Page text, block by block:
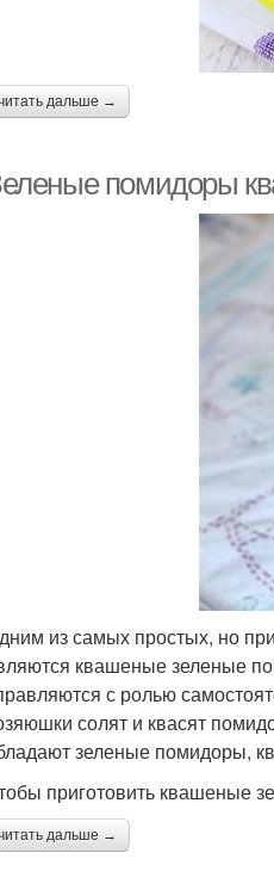
дальше →
помидоры
из самых простых, но
квашеные зеленые
с ролью
солят и квасят
зеленые помидоры,
приготовить квашеные
дальше →